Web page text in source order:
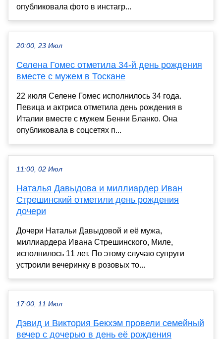
опубликовала фото в инстагр...
20:00, 23 Июл
Селена Гомес отметила 34-й день рождения
вместе с мужем в Тоскане
22 июля Селене Гомес исполнилось 34 года.
Певица и актриса отметила день рождения в
Италии вместе с мужем Бенни Бланко. Она
опубликовала в соцсетях п...
11:00, 02 Июл
Наталья Давыдова и миллиардер Иван
Стрешинский отметили день рождения
дочери
Дочери Натальи Давыдовой и её мужа,
миллиардера Ивана Стрешинского, Миле,
исполнилось 11 лет. По этому случаю супруги
устроили вечеринку в розовых то...
17:00, 11 Июл
Дэвид и Виктория Бекхэм провели семейный
вечер с дочерью в день её рождения